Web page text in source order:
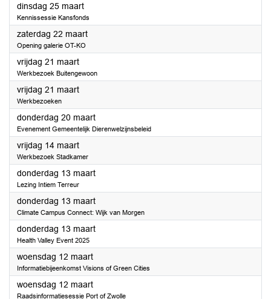
dinsdag 25 maart2025
Kennissessie Kansfonds
zaterdag 22 maart2025
Opening galerie OT-KO
vrijdag 21 maart2025
Werkbezoek Buitengewoon
vrijdag 21 maart2025
Werkbezoeken
donderdag 20 maart2025
Evenement Gemeentelijk Dierenwelzijnsbeleid
vrijdag 14 maart2025
Werkbezoek Stadkamer
donderdag 13 maart2025
Lezing Intiem Terreur
donderdag 13 maart2025
Climate Campus Connect: Wijk van Morgen
donderdag 13 maart2025
Health Valley Event 2025
woensdag 12 maart2025
Informatiebijeenkomst Visions of Green Cities
woensdag 12 maart2025
Raadsinformatiesessie Port of Zwolle